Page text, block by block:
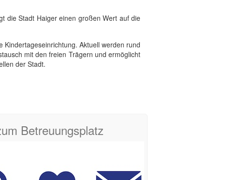
die Stadt Haiger einen großen Wert auf die
Aktuell werden rund
mit den freien Trägern und ermöglicht
der Stadt.
Betreuungsplatz